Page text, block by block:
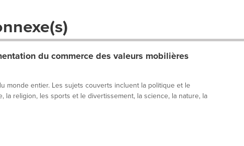
du commerce des valeurs mobilières
monde entier. Les sujets couverts incluent la politique et le
la religion, les sports et le divertissement, la science, la nature, la